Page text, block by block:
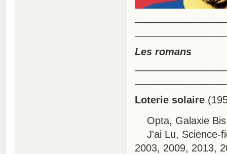
Les romans
Loterie solaire
Opta, Galaxie Bis
J'ai Lu, Science-
2003, 2009, 2013,